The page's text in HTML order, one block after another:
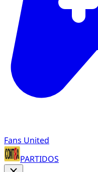
Fans United
PARTIDOS